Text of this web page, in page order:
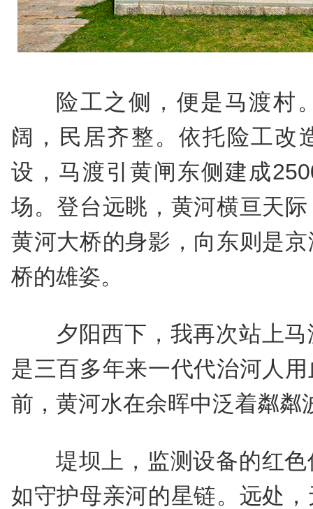
险工之侧，便是马渡村
阔，民居齐整。依托险工改
设，马渡引黄闸东侧建成
场。登台远眺，黄河横亘天
黄河大桥的身影，向东则是
桥的雄姿。
夕阳西下，我再次站上
是三百多年来一代代治河人
前，黄河水在余晖中泛着粼粼
堤坝上，监测设备的红
如守护母亲河的星链。远处